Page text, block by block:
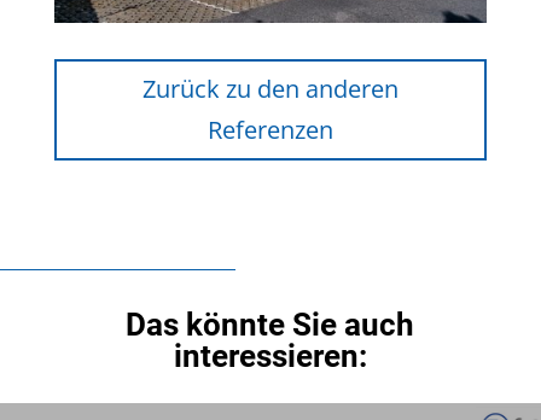
Zurück zu den anderen
Referenzen
Das könnte Sie auch
interessieren: